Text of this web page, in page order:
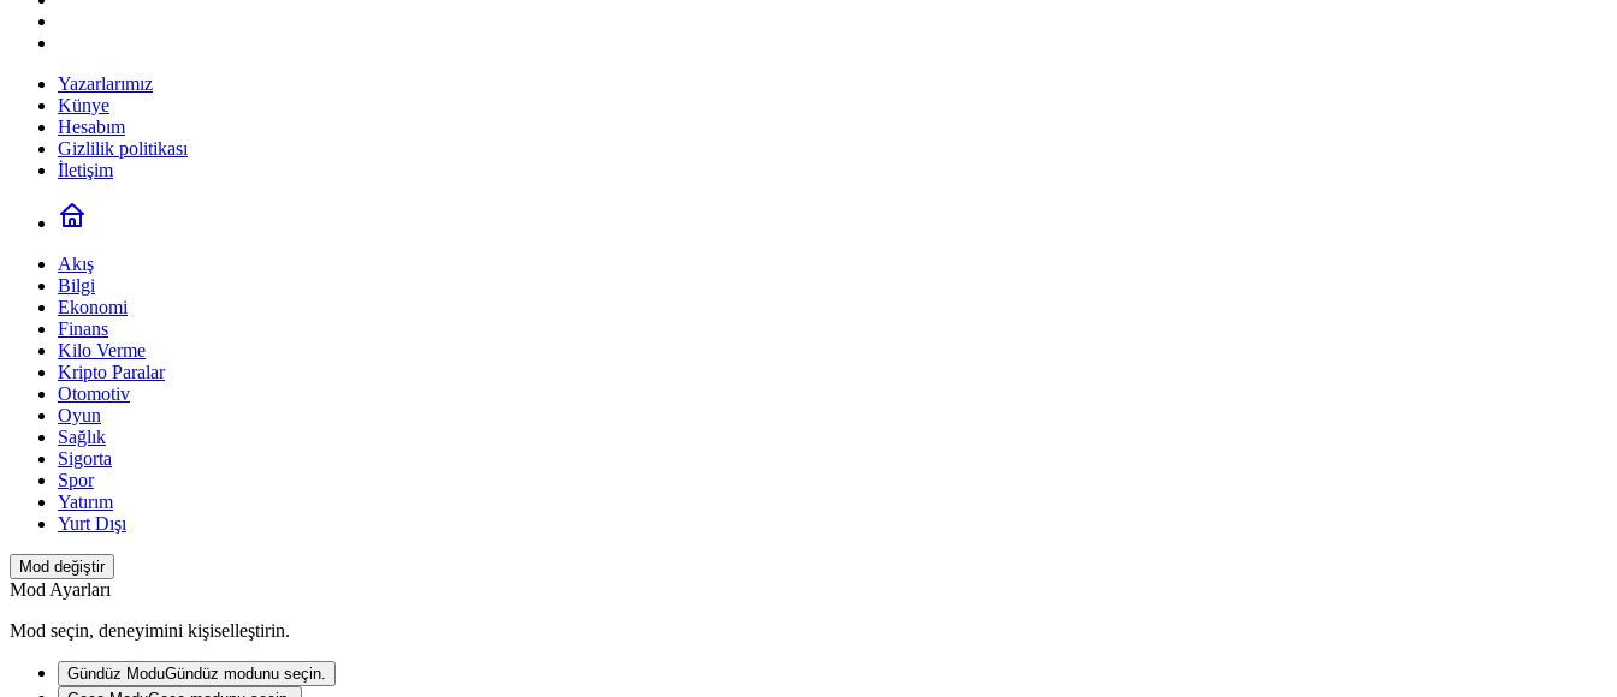
Yazarlarımız
Künye
Hesabım
Gizlilik politikası
İletişim
Akış
Bilgi
Ekonomi
Finans
Kilo Verme
Kripto Paralar
Otomotiv
Oyun
Sağlık
Sigorta
Spor
Yatırım
Yurt Dışı
Mod değiştir
Mod Ayarları
Mod seçin, deneyimini kişiselleştirin.
Gündüz ModuGündüz modunu seçin.